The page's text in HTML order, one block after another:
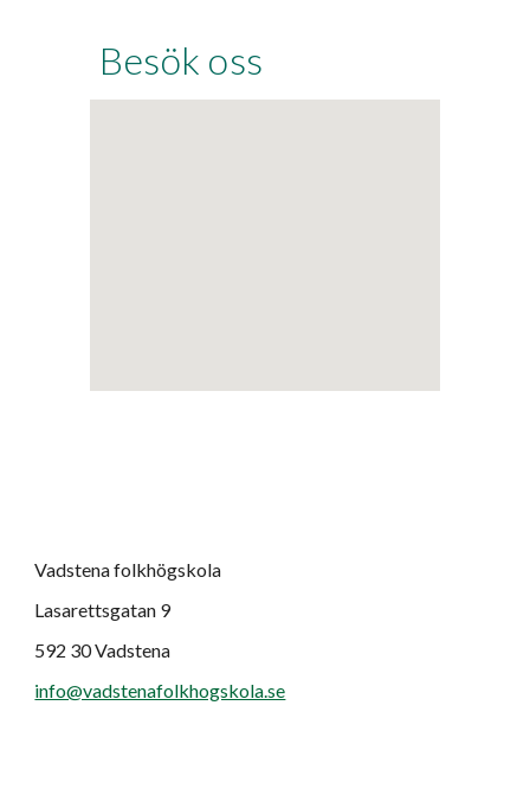
Besök oss
Vadstena folkhögskola
Lasarettsgatan 9
592 30 Vadstena
info@vadstenafolkhogskola.se